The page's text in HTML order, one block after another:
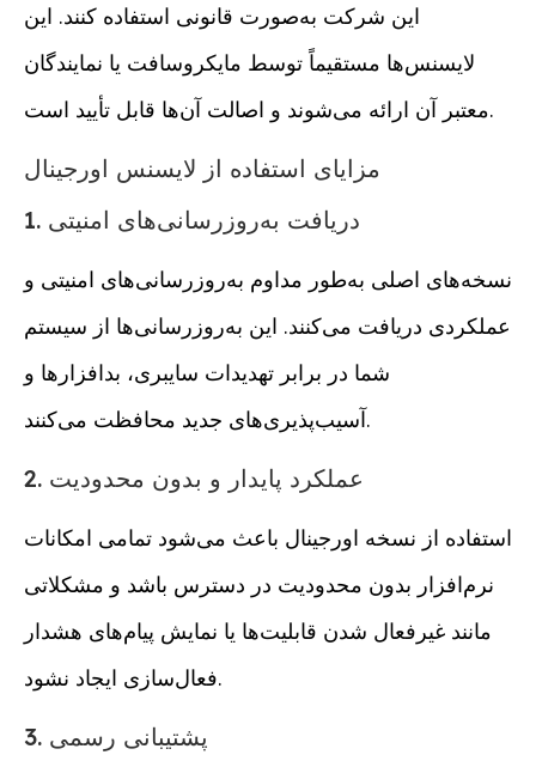
این شرکت به‌صورت قانونی استفاده کنند. این
لایسنس‌ها مستقیماً توسط مایکروسافت یا نمایندگان
معتبر آن ارائه می‌شوند و اصالت آن‌ها قابل تأیید است.
مزایای استفاده از لایسنس اورجینال
1. دریافت به‌روزرسانی‌های امنیتی
نسخه‌های اصلی به‌طور مداوم به‌روزرسانی‌های امنیتی و
عملکردی دریافت می‌کنند. این به‌روزرسانی‌ها از سیستم
شما در برابر تهدیدات سایبری، بدافزارها و
آسیب‌پذیری‌های جدید محافظت می‌کنند.
2. عملکرد پایدار و بدون محدودیت
استفاده از نسخه اورجینال باعث می‌شود تمامی امکانات
نرم‌افزار بدون محدودیت در دسترس باشد و مشکلاتی
مانند غیرفعال شدن قابلیت‌ها یا نمایش پیام‌های هشدار
فعال‌سازی ایجاد نشود.
3. پشتیبانی رسمی